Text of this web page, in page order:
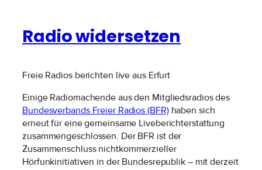
Radio widersetzen
Freie Radios berichten live aus Erfurt
Einige Radiomachende aus den Mitgliedsradios des
Bundesverbands Freier Radios (BFR)haben sich
erneut für eine gemeinsame Liveberichterstattung
zusammengeschlossen. Der BFR ist der
Zusammenschluss nichtkommerzieller
Hörfunkinitiativen in der Bundesrepublik – mit derzeit